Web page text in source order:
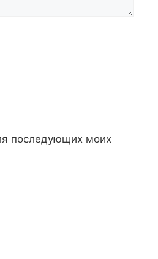
последующих моих